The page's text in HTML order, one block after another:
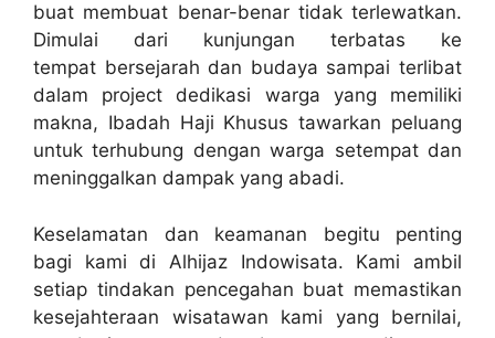
buat membuat benar-benar tidak terlewatkan.
Dimulai dari kunjungan terbatas ke
tempat bersejarah dan budaya sampai terlibat
dalam project dedikasi warga yang memiliki
makna, Ibadah Haji Khusus tawarkan peluang
untuk terhubung dengan warga setempat dan
meninggalkan dampak yang abadi.
Keselamatan dan keamanan begitu penting
bagi kami di Alhijaz Indowisata. Kami ambil
setiap tindakan pencegahan buat memastikan
kesejahteraan wisatawan kami yang bernilai,